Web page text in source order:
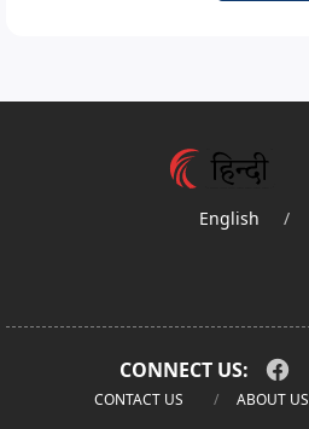
English /
CONNECT US:
CONTACT US ABOUT US